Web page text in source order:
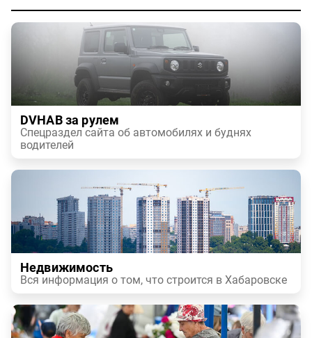
DVHAB за рулем
Спецраздел сайта об автомобилях и буднях
водителей
Недвижимость
Вся информация о том, что строится в Хабаровске